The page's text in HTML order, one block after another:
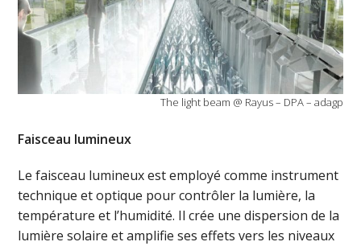
The light beam @ Rayus – DPA – adagp
Faisceau lumineux
Le faisceau lumineux est employé comme instrument
technique et optique pour contrôler la lumière, la
température et l’humidité. Il crée une dispersion de la
lumière solaire et amplifie ses effets vers les niveaux